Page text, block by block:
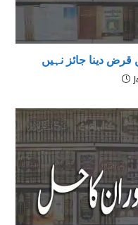
دینا جائز نہیں